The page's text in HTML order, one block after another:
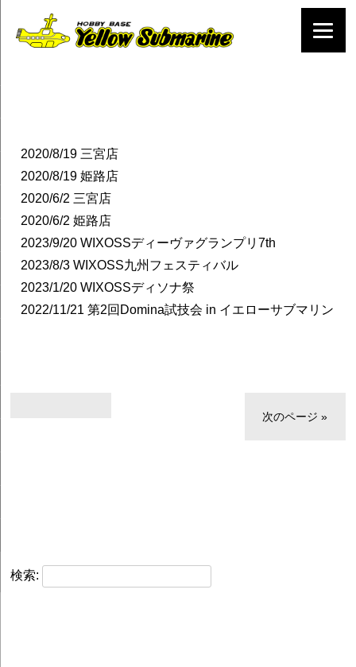
2020/8/19 三宮店
2020/8/19 姫路店
2020/6/2 三宮店
2020/6/2 姫路店
2023/9/20 WIXOSSディーヴァグランプリ7th
2023/8/3 WIXOSS九州フェスティバル
2023/1/20 WIXOSSディソナ祭
2022/11/21 第2回Domina試技会 in イエローサブマリン
次のページ »
検索: